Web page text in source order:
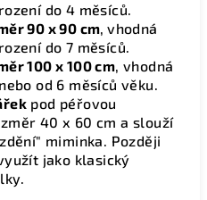
do 4 měsíců.
90 x 90 cm, vhodná
do 7 měsíců.
100 x 100 cm, vhodná
od 6 měsíců věku.
pod péřovou
40 x 60 cm a slouží
miminka. Později
jako klasický